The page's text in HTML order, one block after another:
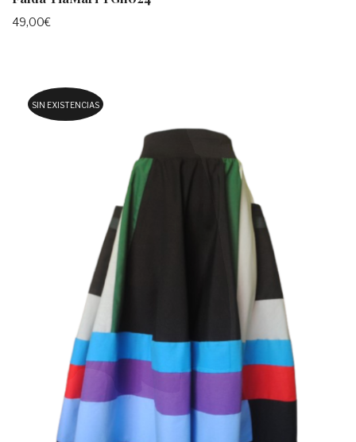
49,00€
SIN EXISTENCIAS